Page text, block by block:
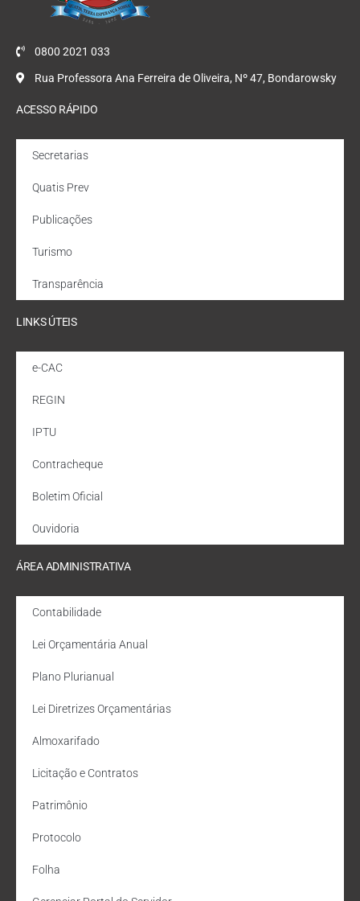
0800 2021 033
Rua Professora Ana Ferreira de Oliveira, Nº 47, Bondarowsky
ACESSO RÁPIDO
Secretarias
Quatis Prev
Publicações
Turismo
Transparência
LINKS ÚTEIS
e-CAC
REGIN
IPTU
Contracheque
Boletim Oficial
Ouvidoria
ÁREA ADMINISTRATIVA
Contabilidade
Lei Orçamentária Anual
Plano Plurianual
Lei Diretrizes Orçamentárias
Almoxarifado
Licitação e Contratos
Patrimônio
Protocolo
Folha